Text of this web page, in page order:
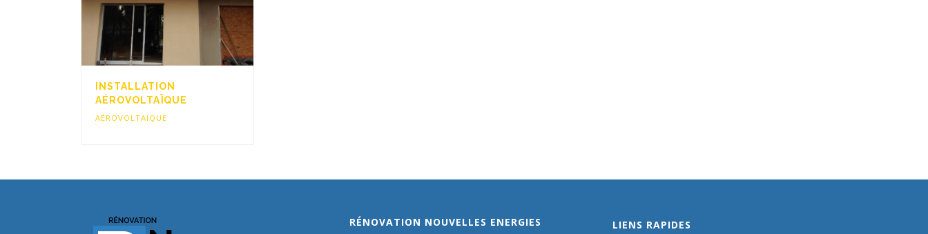
INSTALLATION
AÉROVOLTAÏQUE
AÉROVOLTAÏQUE
RÉNOVATION NOUVELLES ENERGIES LIENS RAPIDES